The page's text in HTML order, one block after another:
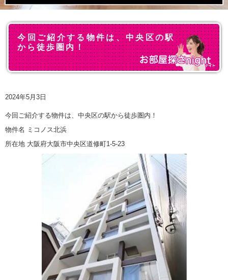
今回ご紹介する物件は、中央区の駅
から徒歩圏内！
2024年5月3日
今回ご紹介する物件は、中央区の駅から徒歩圏内！
物件名 ミコノス北浜
所在地 大阪府大阪市中央区道修町1-5-23